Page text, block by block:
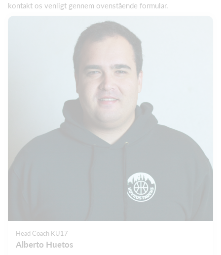
kontakt os venligt gennem ovenstående formular.
Head Coach KU17
Alberto Huetos